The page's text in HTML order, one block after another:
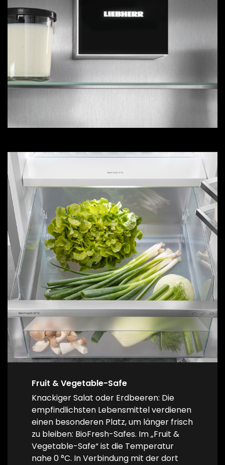
Fruit & Vegetable-Safe
Knackiger Salat oder Erdbeeren: Die
empfindlichsten Lebensmittel verdienen
einen besonderen Platz, um länger frisch
zu bleiben: BioFresh-Safes. Im „Fruit &
Vegetable-Safe“ ist die Temperatur
nahe 0 °C. In Verbindung mit der dort